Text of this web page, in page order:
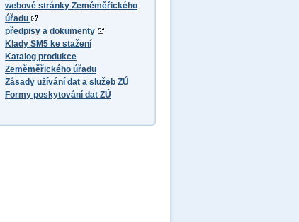
webové stránky Zeměměřického
úřadu
předpisy a dokumenty
Klady SM5 ke stažení
Katalog produkce
Zeměměřického úřadu
Zásady užívání dat a služeb ZÚ
Formy poskytování dat ZÚ